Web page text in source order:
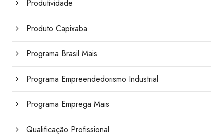
Produtividade
Produto Capixaba
Programa Brasil Mais
Programa Empreendedorismo Industrial
Programa Emprega Mais
Qualificação Profissional